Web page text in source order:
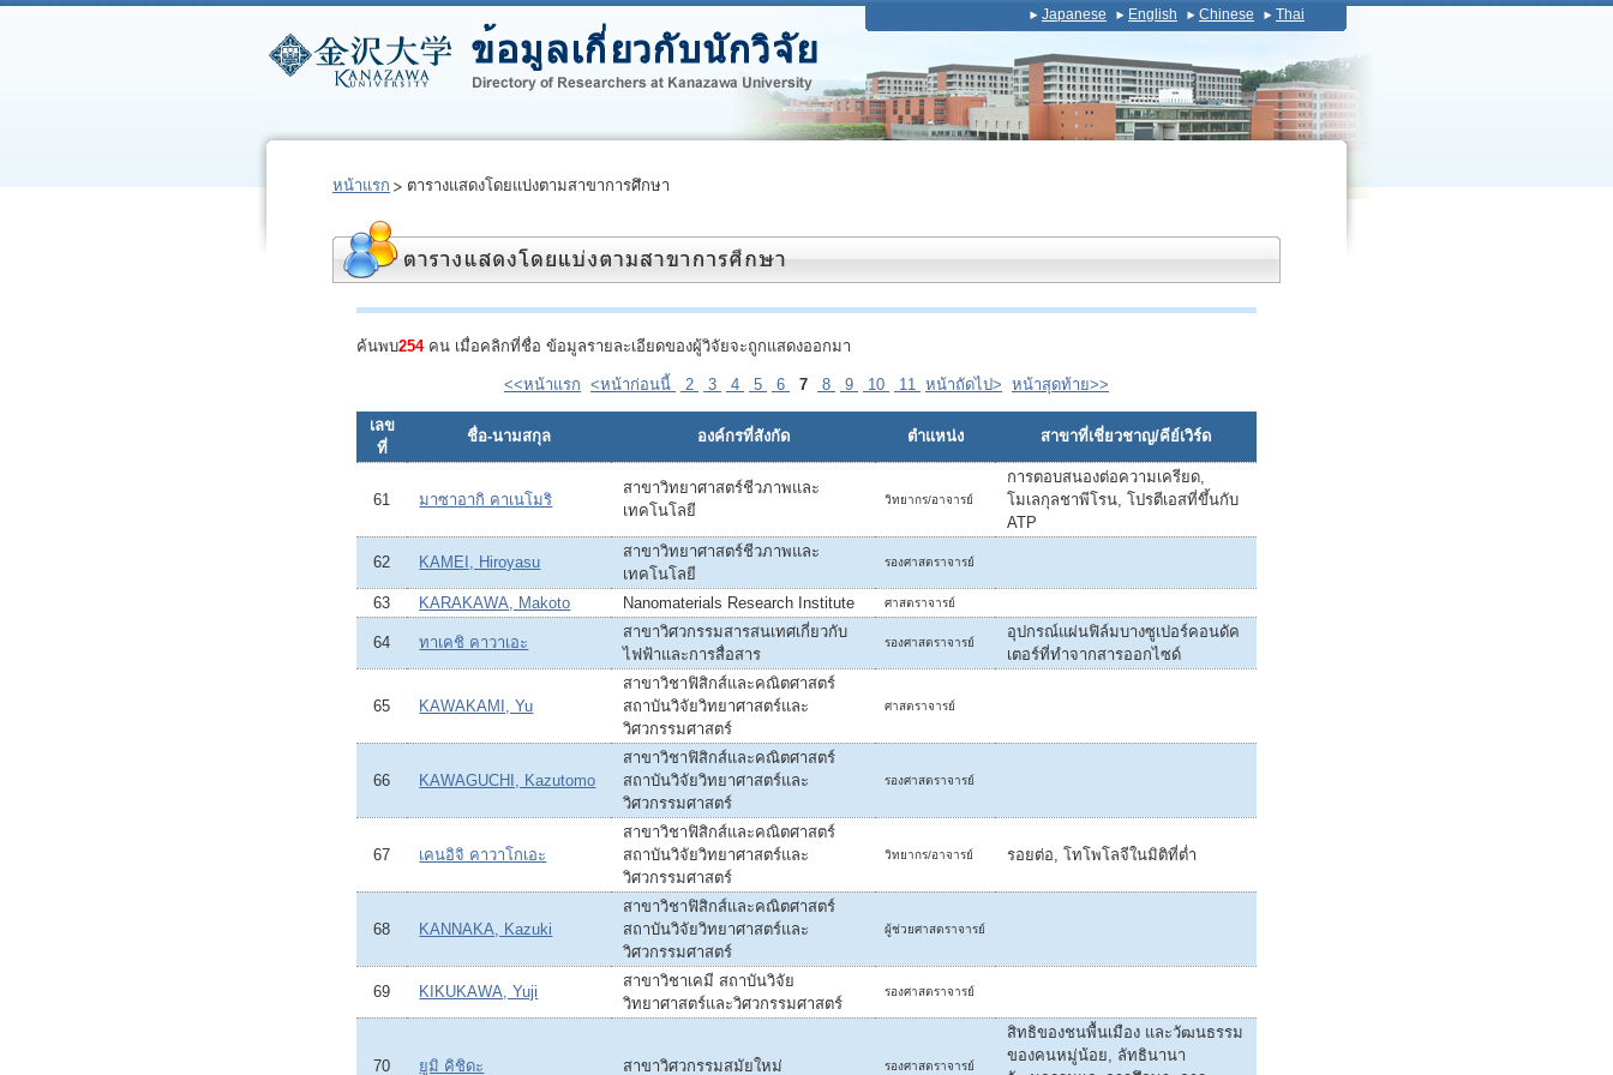
Japanese English Chinese Thai
หน้าแรก ตารางแสดงโดยแบ่งตามสาขาการศึกษา
ค้นพบ254คน เมื่อคลิกที่ชื่อ ข้อมูลรายละเอียดของผู้วิจัยจะถูกแสดงออกมา
<<หน้าแรก <หน้าก่อนนี้ 2 3 4 5 6 7 8 9 10 11 หน้าถัดไป> หน้าสุดท้าย>>
เลข
ที่
ชื่อ-นามสกุล องค์กรที่สังกัด ตำแหน่ง สาขาที่เชี่ยวชาญ/คีย์เวิร์ด
61 มาซาอากิ คาเนโมริ
สาขาวิทยาศาสตร์ชีวภาพและ
เทคโนโลยี
วิทยากร/อาจารย์
การตอบสนองต่อความเครียด,
โมเลกุลชาพีโรน, โปรตีเอสที่ขึ้นกับ
ATP
62 KAMEI, Hiroyasu
สาขาวิทยาศาสตร์ชีวภาพและ
เทคโนโลยี
รองศาสตราจารย์
63 KARAKAWA, Makoto Nanomaterials Research Institute ศาสตราจารย์
64 ทาเคชิ คาวาเอะ
สาขาวิศวกรรมสารสนเทศเกี่ยวกับ
ไฟฟ้าและการสื่อสาร
รองศาสตราจารย์
อุปกรณ์แผ่นฟิล์มบางซูเปอร์คอนดัค
เตอร์ที่ทำจากสารออกไซด์
65 KAWAKAMI, Yu
สาขาวิชาฟิสิกส์และคณิตศาสตร์
สถาบันวิจัยวิทยาศาสตร์และ
วิศวกรรมศาสตร์
ศาสตราจารย์
66 KAWAGUCHI, Kazutomo
สาขาวิชาฟิสิกส์และคณิตศาสตร์
สถาบันวิจัยวิทยาศาสตร์และ
วิศวกรรมศาสตร์
รองศาสตราจารย์
67 เคนอิจิ คาวาโกเอะ
สาขาวิชาฟิสิกส์และคณิตศาสตร์
สถาบันวิจัยวิทยาศาสตร์และ
วิศวกรรมศาสตร์
วิทยากร/อาจารย์ รอยต่อ, โทโพโลจีในมิติที่ต่ำ
68 KANNAKA, Kazuki
สาขาวิชาฟิสิกส์และคณิตศาสตร์
สถาบันวิจัยวิทยาศาสตร์และ
วิศวกรรมศาสตร์
ผู้ช่วยศาสตราจารย์
69 KIKUKAWA, Yuji
สาขาวิชาเคมี สถาบันวิจัย
วิทยาศาสตร์และวิศวกรรมศาสตร์
รองศาสตราจารย์
70 ยูมิ คิชิดะ สาขาวิศวกรรมสมัยใหม่ รองศาสตราจารย์
สิทธิของชนพื้นเมือง และวัฒนธรรม
ของคนหมู่น้อย, ลัทธินานา